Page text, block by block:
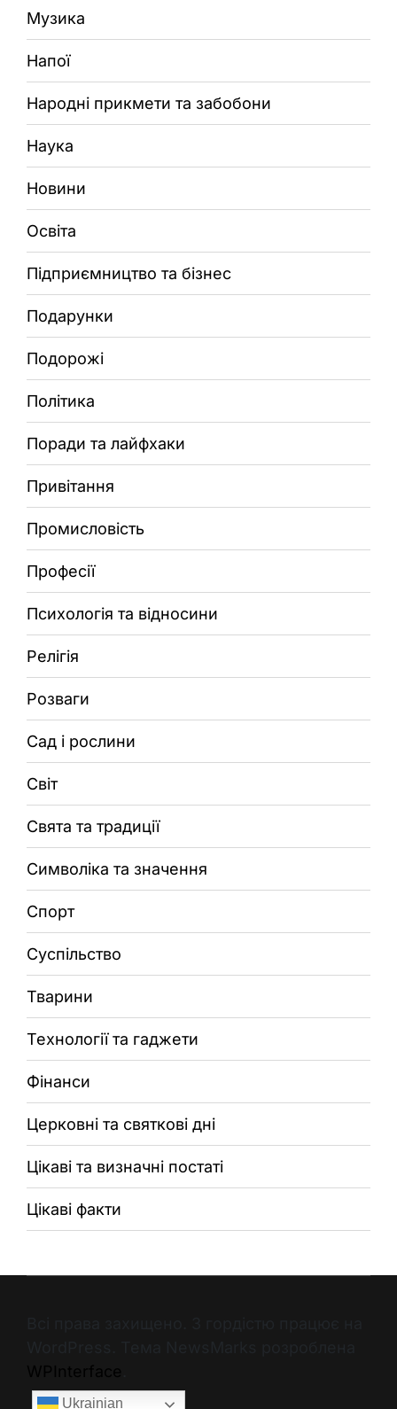
Музика
Напої
Народні прикмети та забобони
Наука
Новини
Освіта
Підприємництво та бізнес
Подарунки
Подорожі
Політика
Поради та лайфхаки
Привітання
Промисловість
Професії
Психологія та відносини
Релігія
Розваги
Сад і рослини
Світ
Свята та традиції
Символіка та значення
Спорт
Суспільство
Тварини
Технології та гаджети
Фінанси
Церковні та святкові дні
Цікаві та визначні постаті
Цікаві факти
Ukrainian